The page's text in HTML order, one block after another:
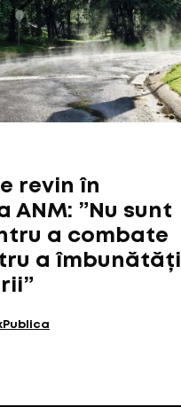
revin în
ANM: ”Nu sunt
a combate
a îmbunătăți